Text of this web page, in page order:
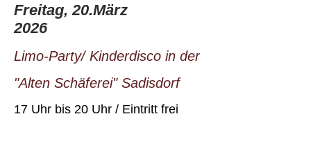
Freitag, 20.März
2026
Limo-Party/ Kinderdisco in der
"Alten Schäferei" Sadisdorf
17 Uhr bis 20 Uhr / Eintritt frei